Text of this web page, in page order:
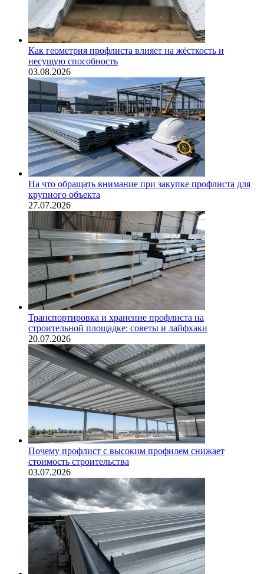
Как геометрия профлиста влияет на жёсткость и
несущую способность
03.08.2026
На что обращать внимание при закупке профлиста для
крупного объекта
27.07.2026
Транспортировка и хранение профлиста на
строительной площадке: советы и лайфхаки
20.07.2026
Почему профлист с высоким профилем снижает
стоимость строительства
03.07.2026